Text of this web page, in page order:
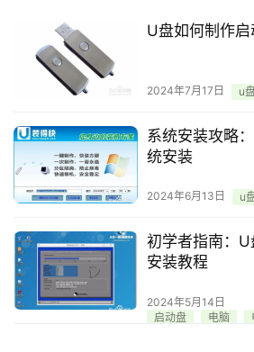
U盘如何制作启
2024年7月17日 u
系统安装攻略
统安装
2024年6月13日 u
初学者指南：
安装教程
2024年5月14日
启动盘
电脑